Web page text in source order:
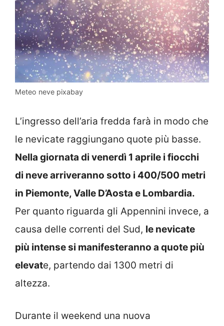
Meteo neve pixabay
L’ingresso dell’aria fredda farà in modo che
le nevicate raggiungano quote più basse.
Nella giornata di venerdì 1 aprile i fiocchi
di neve arriveranno sotto i 400/500 metri
in Piemonte, Valle D’Aosta e Lombardia.
Per quanto riguarda gli Appennini invece, a
causa delle correnti del Sud, le nevicate
più intense si manifesteranno a quote più
elevate, partendo dai 1300 metri di
altezza.
Durante il weekend una nuova